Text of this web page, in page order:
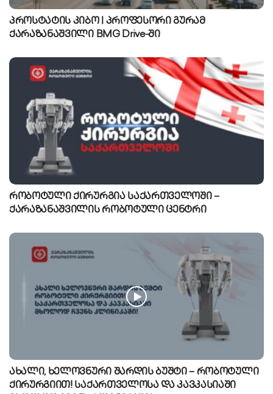
პროსტატის კიბო | პროფესორი გურამ
ქარაზანაშვილი BMG Drive-ში
რობოტული ქირურგია საქართველოში –
ქარაზანაშვილის რობოტული ცენტრი
ახალი, ხელოვნური შარდის ბუშტი – რობოტული
ქირურგიით! საქართველოსა და კავკასიაში